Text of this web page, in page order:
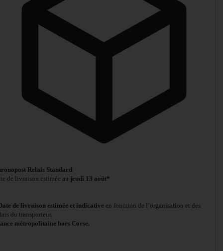
Relais Standard
de livraison estimée au jeudi 13 août*
de livraison estimée et indicative en fonction de l’organisation et des
du transporteur.
métropolitaine hors Corse.